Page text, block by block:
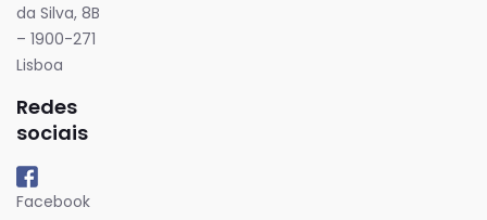
da Silva, 8B
– 1900-271
Lisboa
Redes
sociais
Facebook